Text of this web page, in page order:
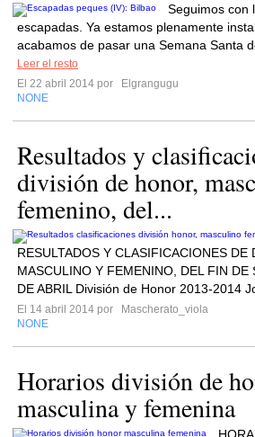
Seguimos con
escapadas. Ya estamos plenamente
acabamos de pasar una Semana Santa
Leer el resto
El 22 abril 2014 por
Elgrangugu
NONE
Resultados y
división de honor,
femenino, del...
RESULTADOS Y CLASIFICACIONES DE
MASCULINO Y FEMENINO, DEL FIN DE
DE ABRIL División de Honor 2013-2014
El 14 abril 2014 por
Mascherato_viola
NONE
Horarios división de
masculina y femenina